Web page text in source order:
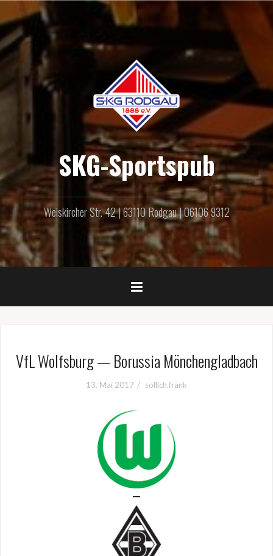
Inhalt
springen
SKG-Sportspub
Weiskircher Str. 42 | 63110 Rodgau | 06106 9312
VfL Wolfsburg — Borussia Mönchengladbach
13. Mai 2017 sollich.frank
—